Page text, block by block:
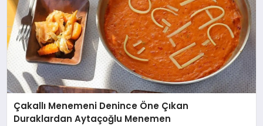
Çakallı Menemeni Denince Öne Çıkan
Duraklardan Aytaçoğlu Menemen